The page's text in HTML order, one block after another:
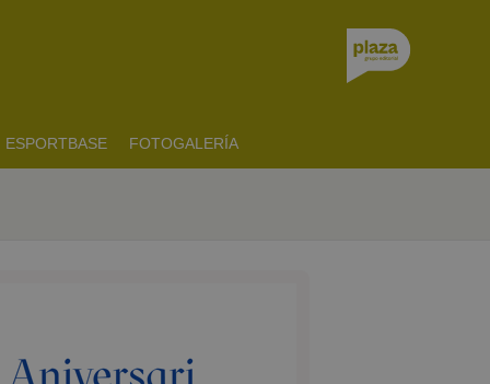
ESPORTBASE FOTOGALERÍA